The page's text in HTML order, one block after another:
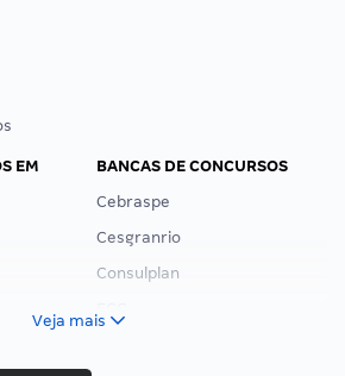
EM
BANCAS DE CONCURSOS
Cebraspe
Cesgranrio
Consulplan
Veja mais